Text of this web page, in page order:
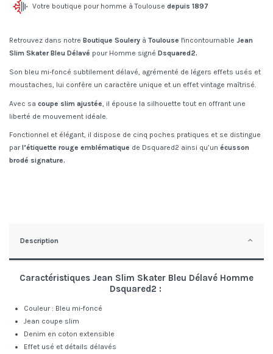
Votre boutique pour homme à Toulouse depuis 1897
Retrouvez dans notre Boutique Soulery à Toulouse l'incontournable Jean
Slim Skater Bleu Délavé pour Homme signé Dsquared2.
Son bleu mi-foncé subtilement délavé, agrémenté de légers effets usés et
moustaches, lui confère un caractère unique et un effet vintage maîtrisé.
Avec sa coupe slim ajustée , il épouse la silhouette tout en offrant une
liberté de mouvement idéale.
Fonctionnel et élégant, il dispose de cinq poches pratiques et se distingue
parl’étiquette rouge emblématique de Dsquared2 ainsi qu’un écusson
brodé signature.
Description
Caractéristiques Jean Slim Skater Bleu Délavé Homme
Dsquared2 :
Couleur : Bleu mi-foncé
Jean coupe slim
Denim en coton extensible
Effet usé et détails délavés